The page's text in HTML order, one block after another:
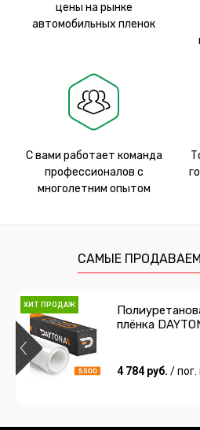
цены на рынке
автомобильных пленок
С вами работает команда
профессионалов с
многолетним опытом
САМЫЕ
ХИТ ПРОДАЖ
плёнка
4 784 руб. / пог.